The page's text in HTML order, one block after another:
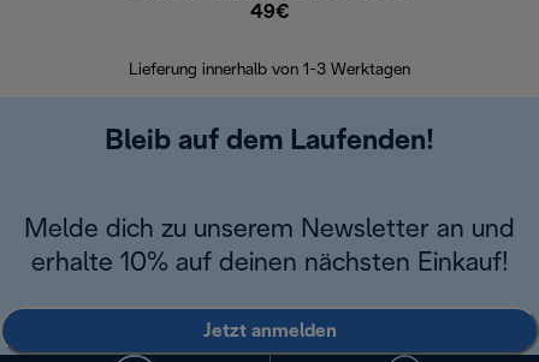
49€
Lieferung innerhalb von 1-3 Werktagen
Bleib auf dem Laufenden!
Melde dich zu unserem Newsletter an und
erhalte 10% auf deinen nächsten Einkauf!
Jetzt anmelden